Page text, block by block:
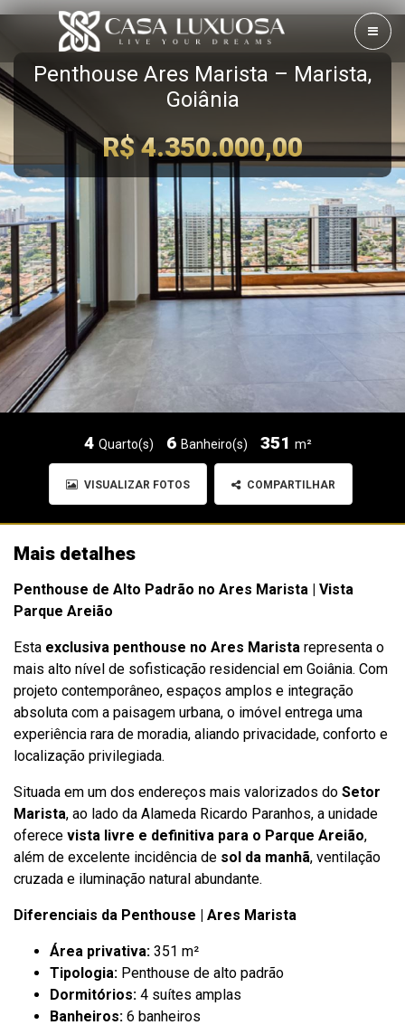
Penthouse Ares Marista – Marista,
Goiânia
R$ 4.350.000,00
4 Quarto(s) 6 Banheiro(s) 351 m²
VISUALIZAR FOTOS COMPARTILHAR
Mais detalhes
Penthouse de Alto Padrão no Ares Marista | Vista
Parque Areião
Esta exclusiva penthouse no Ares Marista representa o
mais alto nível de sofisticação residencial em Goiânia. Com
projeto contemporâneo, espaços amplos e integração
absoluta com a paisagem urbana, o imóvel entrega uma
experiência rara de moradia, aliando privacidade, conforto e
localização privilegiada.
Situada em um dos endereços mais valorizados do Setor
Marista, ao lado da Alameda Ricardo Paranhos, a unidade
oferece vista livre e definitiva para o Parque Areião,
além de excelente incidência de sol da manhã, ventilação
cruzada e iluminação natural abundante.
Diferenciais da Penthouse | Ares Marista
Área privativa: 351 m²
Tipologia: Penthouse de alto padrão
Dormitórios: 4 suítes amplas
Banheiros: 6 banheiros